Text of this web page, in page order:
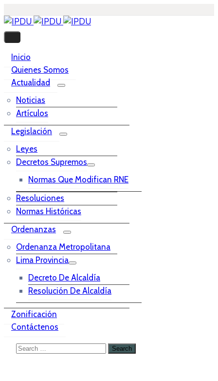
Inicio
Quienes Somos
Actualidad
Noticias
Artículos
Legislación
Leyes
Decretos Supremos
Normas Que Modifican RNE
Resoluciones
Normas Históricas
Ordenanzas
Ordenanza Metropolitana
Lima Provincia
Decreto De Alcaldía
Resolución De Alcaldía
Zonificación
Contáctenos